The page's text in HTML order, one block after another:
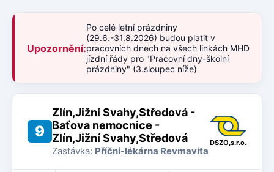
Upozornění:
Po celé letní prázdniny
(29.6.-31.8.2026) budou platit v
pracovních dnech na všech linkách MHD
jízdní řády pro "Pracovní dny-školní
prázdniny" (3.sloupec níže)
9
Zlín,Jižní Svahy,Středová -
Baťova nemocnice -
Zlín,Jižní Svahy,Středová
Zastávka: Příční-lékárna Revmavita
DSZO,s.r.o.